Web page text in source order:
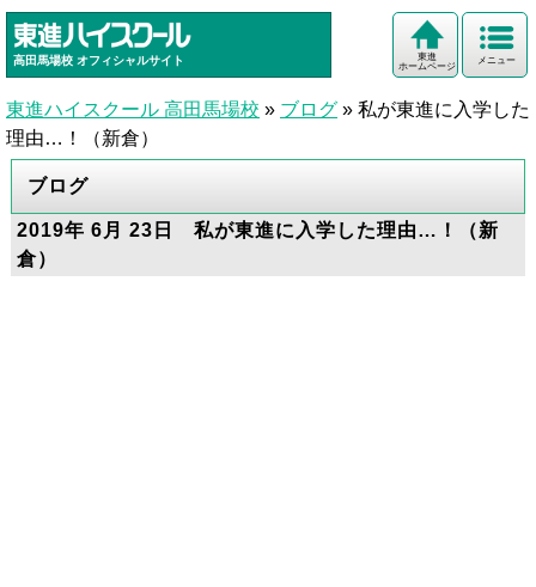
高田馬場校 オフィシャルサイト メニュー
東進
ホームページ
東進ハイスクール 高田馬場校 » ブログ » 私が東進に入学した
理由…！（新倉）
ブログ
2019年 6月 23日 私が東進に入学した理由…！（新
倉）